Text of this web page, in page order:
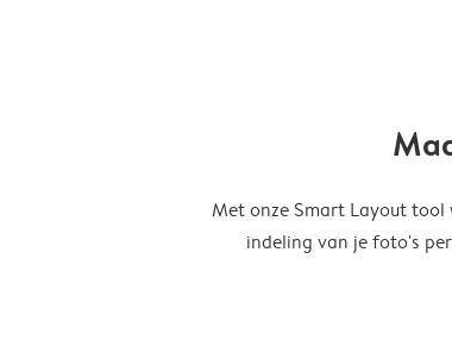
Met onze Smart Layout
indeling van je foto's